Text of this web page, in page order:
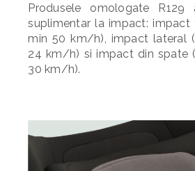
Produsele omologate
suplimentar la impact:
min 50 km/h), impact lateral
24 km/h) si impact din spate
30 km/h).